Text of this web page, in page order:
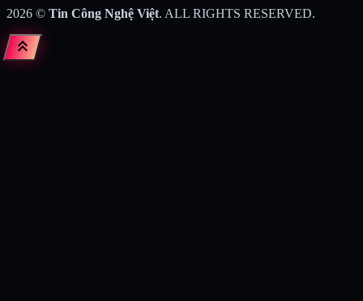
2026 © Tin Công Nghệ Việt. ALL RIGHTS RESERVED.
keyboard_double_arrow_up